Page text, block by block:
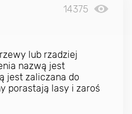
14375
lub rzadziej
nazwą jest
jest zaliczana do
porastają lasy i zaroś